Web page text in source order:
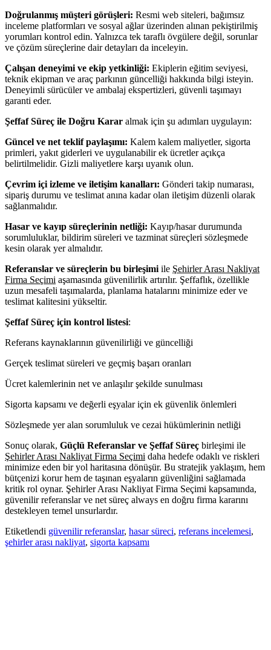
Doğrulanmış müşteri görüşleri: Resmi web siteleri, bağımsız
inceleme platformları ve sosyal ağlar üzerinden alınan pekiştirilmiş
yorumları kontrol edin. Yalnızca tek taraflı övgülere değil, sorunlar
ve çözüm süreçlerine dair detayları da inceleyin.
Çalışan deneyimi ve ekip yetkinliği: Ekiplerin eğitim seviyesi,
teknik ekipman ve araç parkının güncelliği hakkında bilgi isteyin.
Deneyimli sürücüler ve ambalaj ekspertizleri, güvenli taşımayı
garanti eder.
Şeffaf Süreç ile Doğru Karar almak için şu adımları uygulayın:
Güncel ve net teklif paylaşımı: Kalem kalem maliyetler, sigorta
primleri, yakıt giderleri ve uygulanabilir ek ücretler açıkça
belirtilmelidir. Gizli maliyetlere karşı uyanık olun.
Çevrim içi izleme ve iletişim kanalları: Gönderi takip numarası,
sipariş durumu ve teslimat anına kadar olan iletişim düzenli olarak
sağlanmalıdır.
Hasar ve kayıp süreçlerinin netliği: Kayıp/hasar durumunda
sorumluluklar, bildirim süreleri ve tazminat süreçleri sözleşmede
kesin olarak yer almalıdır.
Referanslar ve süreçlerin bu birleşimi ile Şehirler Arası Nakliyat
Firma Seçimi aşamasında güvenilirlik artırılır. Şeffaflık, özellikle
uzun mesafeli taşımalarda, planlama hatalarını minimize eder ve
teslimat kalitesini yükseltir.
Şeffaf Süreç için kontrol listesi:
Referans kaynaklarının güvenilirliği ve güncelliği
Gerçek teslimat süreleri ve geçmiş başarı oranları
Ücret kalemlerinin net ve anlaşılır şekilde sunulması
Sigorta kapsamı ve değerli eşyalar için ek güvenlik önlemleri
Sözleşmede yer alan sorumluluk ve cezai hükümlerinin netliği
Sonuç olarak, Güçlü Referanslar ve Şeffaf Süreç birleşimi ile
Şehirler Arası Nakliyat Firma Seçimi daha hedefe odaklı ve riskleri
minimize eden bir yol haritasına dönüşür. Bu stratejik yaklaşım, hem
bütçenizi korur hem de taşınan eşyaların güvenliğini sağlamada
kritik rol oynar. Şehirler Arası Nakliyat Firma Seçimi kapsamında,
güvenilir referanslar ve net süreç always en doğru firma kararını
destekleyen temel unsurlardır.
Etiketlendi güvenilir referanslar, hasar süreci, referans incelemesi,
şehirler arası nakliyat, sigorta kapsamı